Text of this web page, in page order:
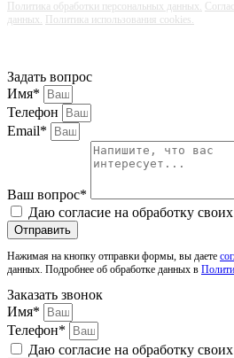
Политика обработки персональных данных.
данных.
Политика использования cookies.
Задать вопрос
Имя*
Телефон
Email*
Ваш вопрос*
Даю согласие на обработку
Отправить
Нажимая на кнопку отправки формы, вы даете
данных. Подробнее об обработке данных в
Заказать звонок
Имя*
Телефон*
Даю согласие на обработку